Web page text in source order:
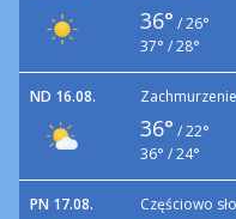
36° / 26°
37° / 28°
ND 16.08.
36° / 22°
36° / 24°
PN 17.08. Częściowo